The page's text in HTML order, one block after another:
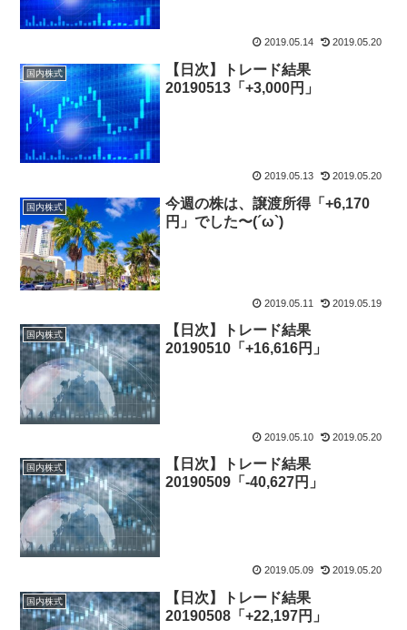
2019.05.14 2019.05.20
国内株式
【日次】トレード結果
20190513「+3,000円」
2019.05.13 2019.05.20
国内株式
今週の株は、譲渡所得「+6,170
円」でした〜(´ω`)
2019.05.11 2019.05.19
国内株式
【日次】トレード結果
20190510「+16,616円」
2019.05.10 2019.05.20
国内株式
【日次】トレード結果
20190509「-40,627円」
2019.05.09 2019.05.20
国内株式
【日次】トレード結果
20190508「+22,197円」